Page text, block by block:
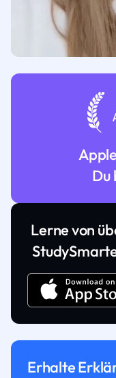
Du
Lerne von
Erhalte